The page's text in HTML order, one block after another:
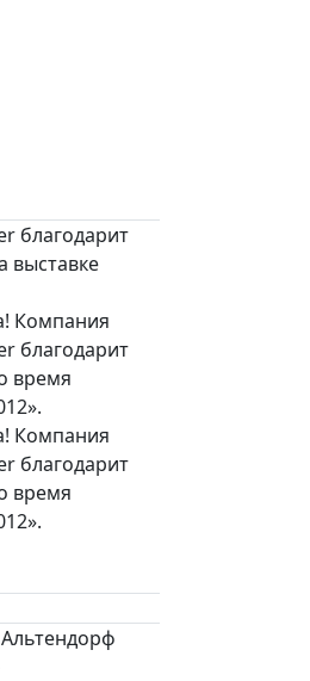
благодарит
выставке
Компания
благодарит
время
Компания
благодарит
время